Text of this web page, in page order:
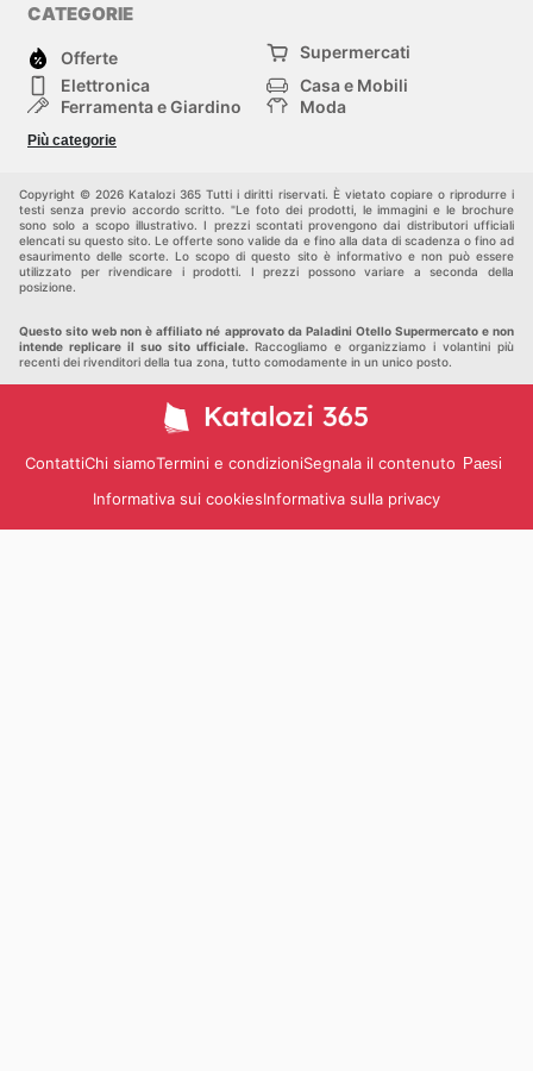
CATEGORIE
Offerte
Supermercati
Elettronica
Casa e Mobili
Ferramenta e Giardino
Moda
Bambini e Neonati
Più categorie
Copyright © 2026 Katalozi 365 Tutti i diritti riservati. È vietato copiare o riprodurre i
testi senza previo accordo scritto. "Le foto dei prodotti, le immagini e le brochure
sono solo a scopo illustrativo. I prezzi scontati provengono dai distributori ufficiali
elencati su questo sito. Le offerte sono valide da e fino alla data di scadenza o fino ad
esaurimento delle scorte. Lo scopo di questo sito è informativo e non può essere
utilizzato per rivendicare i prodotti. I prezzi possono variare a seconda della
posizione.
Questo sito web non è affiliato né approvato da Paladini Otello Supermercato e non
intende replicare il suo sito ufficiale. Raccogliamo e organizziamo i volantini più
recenti dei rivenditori della tua zona, tutto comodamente in un unico posto.
ContattiChi siamoTermini e condizioniSegnala il contenuto Paesi
Informativa sui cookiesInformativa sulla privacy